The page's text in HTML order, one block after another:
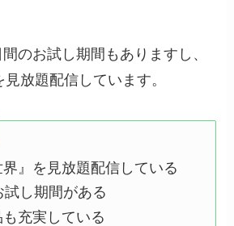
のお試し期間もありますし、
見放題配信しています。
界』を見放題配信している
試し期間がある
充実している